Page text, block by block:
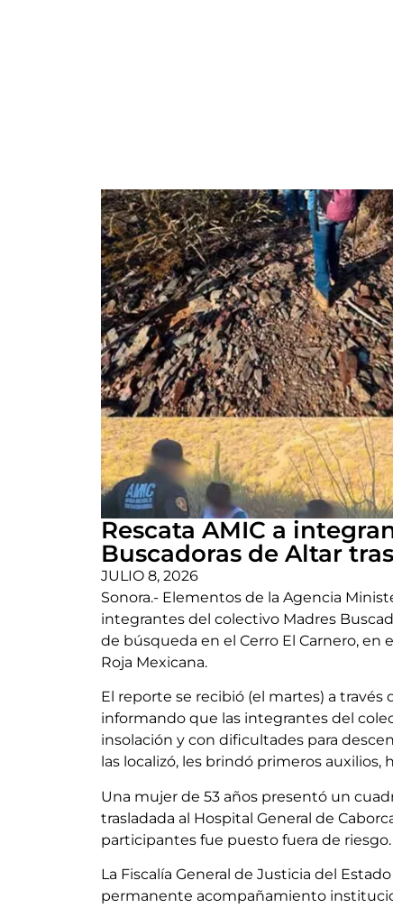
Rescata AMIC a
Buscadoras de Altar
JULIO 8, 2026
Sonora.- Elementos de la Agencia
integrantes del colectivo Madres
de búsqueda en el Cerro El Carnero, en
Roja Mexicana.
El reporte se recibió (el martes) a través
informando que las integrantes del
insolación y con dificultades para
las localizó, les brindó primeros
Una mujer de 53 años presentó un
trasladada al Hospital General de
participantes fue puesto fuera de riesgo.
La Fiscalía General de Justicia del
permanente acompañamiento